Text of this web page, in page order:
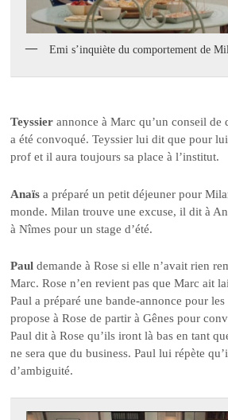
Emi s’inquiète du comportement de
Teyssierannonce à Marc qu’un conseil
a été convoqué. Teyssier lui dit que pour
prof et il aura toujours sa place à l’institut.
Anaïs a préparé un petit déjeuner pour
monde. Milan trouve une excuse, il dit à
à Nîmes pour un stage d’été.
Pauldemande à Rose si elle n’avait rien
Marc. Rose n’en revient pas que Marc ait
Paul a préparé une bande-annonce pour
propose à Rose de partir à Gênes pour
Paul dit à Rose qu’ils iront là bas en tant
ne sera que du business. Paul lui répète
d’ambiguité.